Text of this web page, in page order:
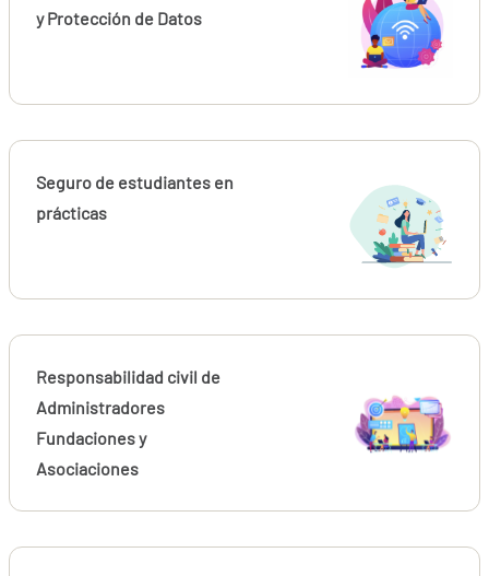
y Protección de Datos
Seguro de estudiantes en
prácticas
Responsabilidad civil de
Administradores
Fundaciones y
Asociaciones